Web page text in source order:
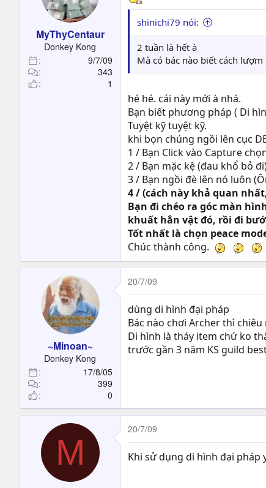
MyThyCentaur
Donkey Kong
9/7/09
343
1
shinichi79 nói:
2 tuần là hết à
Mà có bác nào biết cách
hé hé. cái này mới à nhá.
Bạn biết phương pháp ( Di
Tuyệt kỹ tuyệt kỹ.
khi bọn chúng ngồi lên cục
1 / Bạn Click vào Capture
2 / Bạn mặc kệ (đau khổ bỏ
3 / Bạn ngồi đè lên nó luôn
4 / (cách này khả quan
Bạn đi chéo ra góc màn
khuất hẳn vật đó, rồi đi
Tốt nhất là chọn peace
Chúc thành công.
~Minoan~
Donkey Kong
17/8/05
399
0
20/7/09
dùng di hình đại pháp
Bác nào chơi Archer thì
Di hình là tháy item chứ ko
trước gần 3 năm KS guild
M
20/7/09
Khi sử dụng di hình đại pháp